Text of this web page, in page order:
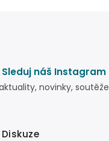
Sleduj náš Instagram
novinky, soutěže
Diskuze